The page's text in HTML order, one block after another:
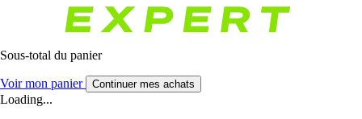
Sous-total du panier
Voir mon panier Continuer mes achats
Loading...